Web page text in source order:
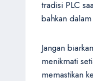
tradisi PLC
bahkan
Jangan
menikmati
memastikan